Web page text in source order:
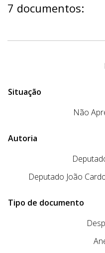
7 documentos:
Situação
Não
Autoria
Deputado João
Tipo de documento